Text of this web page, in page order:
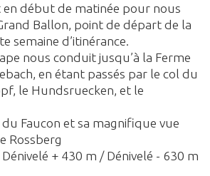
début de matinée pour nous
Ballon, point de départ de la
semaine d’itinérance.
nous conduit jusqu’à la Ferme
en étant passés par le col du
le Hundsruecken, et le
du Faucon et sa magnifique vue
Rossberg
+ 430 m / Dénivelé - 630 m